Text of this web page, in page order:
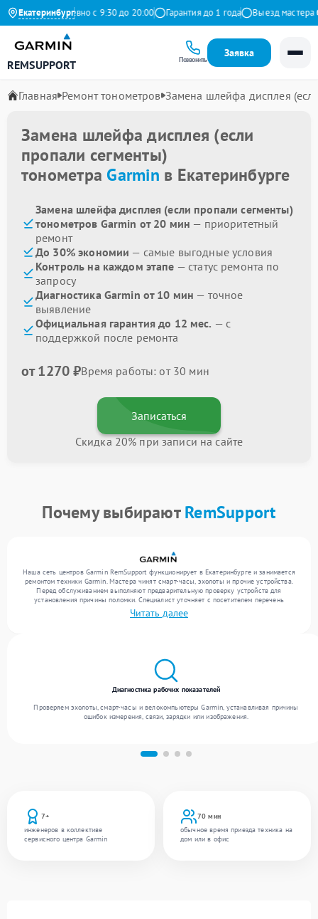
Екатеринбург
Ежедневно с 9:30 до 20:00 Гарантия до 1 года Выезд мастера
REMSUPPORT Позвонить
Заявка
Главная Ремонт тонометров Замена шлейфа дисплея
Замена шлейфа дисплея (если
пропали сегменты)
тонометра Garmin в Екатеринбурге
Замена шлейфа дисплея (если пропали сегменты)
тонометров Garmin от 20 мин — приоритетный
ремонт
До 30% экономии — самые выгодные условия
Контроль на каждом этапе — статус ремонта по
запросу
Диагностика Garmin от 10 мин — точное
выявление
Официальная гарантия до 12 мес. — с
поддержкой после ремонта
от 1270 ₽Время работы: от 30 мин
Записаться
Скидка 20% при записи на сайте
Почему выбираютRemSupport
Наша сеть центров Garmin RemSupport функционирует в Екатеринбурге и занимается
ремонтом техники Garmin. Мастера чинят смарт-часы, эхолоты и прочие устройства.
Перед обслуживанием выполняют предварительную проверку устройств для
установления причины поломки. Специалист уточняет с посетителем перечень
необходимых работ и цену. Только после этого инженеры реализуют восстановление
с заменой комплектующих по необходимости. По завершении работ их качество
Читать далее
7+
инженеров в коллективе
сервисного центра Garmin
70 мин
обычное время приезда техника на
дом или в офис
Диагностика рабочих показателей
Проверяем эхолоты, смарт-часы и велокомпьютеры Garmin, устанавливая причины
ошибок измерения, связи, зарядки или изображения.